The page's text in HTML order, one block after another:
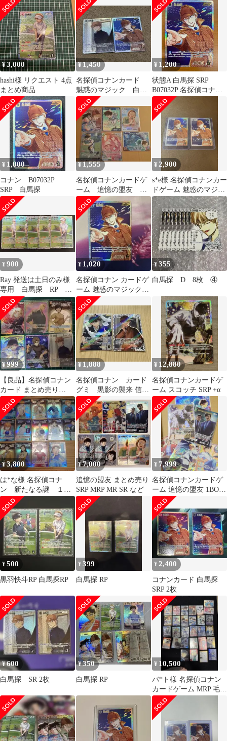
1BOX分
¥3,000
hashi様 リクエスト 4点
まとめ商品
¥1,450
名探偵コナンカード
魅惑のマジック 白馬
探 srp sr
¥ 1,200
状態A 白馬探 SRP
B07032P 名探偵コナン
カード
¥ 1,000
コナン B07032P
SRP 白馬探
¥1,555
名探偵コナンカードゲ
ーム 追憶の盟友 江
戸川コナン 工藤新
一 鈴木園子
¥ 2,900
s*e様 名探偵コナンカー
ドゲーム 魅惑のマジッ
ク 白馬探SRP 2枚
¥900
Ray 発送は土日のみ様
専用 白馬探 RP 5
枚
¥ 1,020
名探偵コナン カードゲ
ーム 魅惑のマジック
SRP 白馬探
¥355
白馬探 D 8枚 ④
¥999
【良品】名探偵コナン
カード まとめ売り
SRP/SR/CP 6枚セット
コナン
¥1,888
名探偵コナン カード
グミ 黒影の襲来 信義
の絆 SRP 黒羽快斗
白馬探R
¥ 12,880
名探偵コナンカードゲ
ーム スコッチ SRP +α
¥3,800
は*な様 名探偵コナ
ン 新たなる謎 １周
年 コナカ
¥7,000
追憶の盟友 まとめ売り
SRP MRP MR SR など
¥ 7,999
名探偵コナンカードゲ
ーム 追憶の盟友 1BOX
開封済 スコッチ srp 他
¥500
黒羽快斗RP 白馬探RP
¥399
白馬探 RP
¥ 2,400
コナンカード 白馬探
SRP 2枚
¥600
白馬探 SR 2枚
¥350
白馬探 RP
¥ 10,500
バ*ト様 名探偵コナン
カードゲーム MRP 毛利
蘭&ベルモットMR SRP
SR